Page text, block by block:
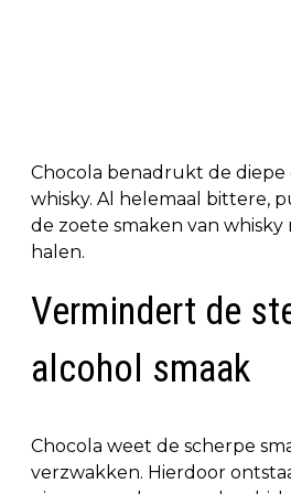
Chocola benadrukt de
whisky. Al helemaal bittere,
de zoete smaken van whisky
halen.
Vermindert de
alcohol smaak
Chocola weet de scherpe
verzwakken. Hierdoor